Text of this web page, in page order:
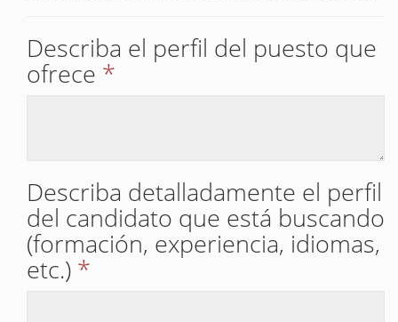
Describa el perfil del puesto que
ofrece *
Describa detalladamente el perfil
del candidato que está buscando
(formación, experiencia, idiomas,
etc.) *